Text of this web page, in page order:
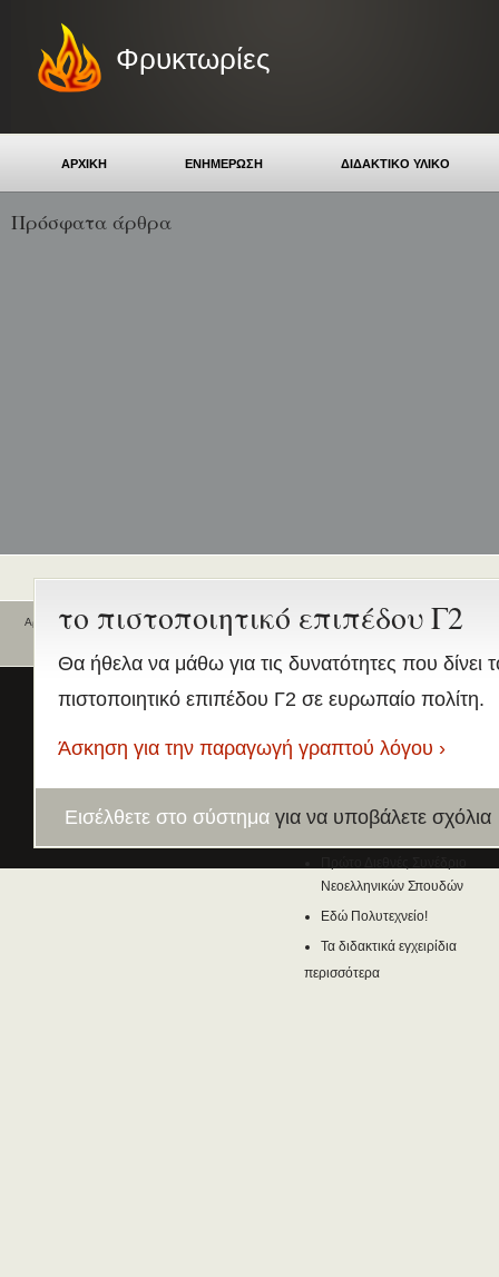
Φρυκτωρίες
ΑΡΧΙΚΗ ΕΝΗΜΕΡΩΣΗ ΔΙΔΑΚΤΙΚΟ ΥΛΙΚΟ
Πρόσφατα άρθρα
το πιστοποιητικό επιπέδου Γ2
Θα ήθελα να μάθω για τις δυνατότητες που δίνει
πιστοποιητικό επιπέδου Γ2 σε ευρωπαίο πολίτη.
Άσκηση για την παραγωγή γραπτού λόγου ›
Εισέλθετε στο σύστημα για να υποβάλετε σχόλια
Αρχική » Forums » Ηλεκτρονικό Εργαστήριo » Η ελληνική ως ξένη
Ποιοι είναι εδώ
1 επισκέπτης.
Ενεργά θέματα
συζήτησης
Διδασκαλία της Ελληνικής ως
(Εξ Αποστάσεως) από το Παν/
το πιστοποιητικό επιπέδου Γ2
Νεοελληνικών Σπουδών
Εδώ Πολυτεχνείο!
Τα διδακτικά εγχειρίδια
περισσότερα